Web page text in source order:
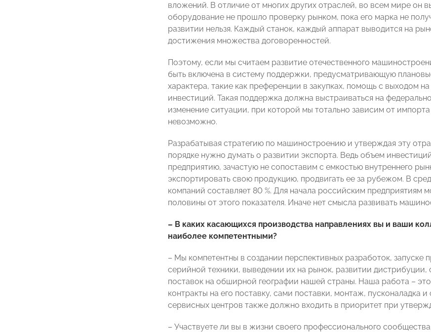
вложений. В отличие от многих других отраслей, во всем мире он
оборудование не прошло проверку рынком, пока его марка не
развитии нельзя. Каждый станок, каждый аппарат выводится на
достижения множества договоренностей.
Поэтому, если мы считаем развитие отечественного
быть включена в систему поддержки, предусматривающую
характера, такие как преференции в закупках, помощь с выходом
инвестиций. Такая поддержка должна выстраиваться на
изменение ситуации, при которой мы тотально зависим от
невозможно.
Разрабатывая стратегию по машиностроению и утверждая эту
порядке нужно думать о развитии экспорта. Ведь объем
предприятию, зачастую не сопоставим с емкостью внутреннего
экспортировать свою продукцию, продвигать ее за рубежом. В
компаний составляет 80 %. Для начала российским предприятиям
половины от этого показателя. Иначе нет смысла развивать
– В каких касающихся производства направлениях вы и ваши
наиболее компетентными?
– Мы компетентны в создании перспективных разработок, запуске
серийной техники, выведении их на рынок, развитии
поставок на обширной географии нашей страны. Наша работа –
контракты на его поставку, сами поставки, монтаж, пусконаладка
сервисных центров также должно входить в приоритет при
– Участвуете ли вы в жизни своего профессионального